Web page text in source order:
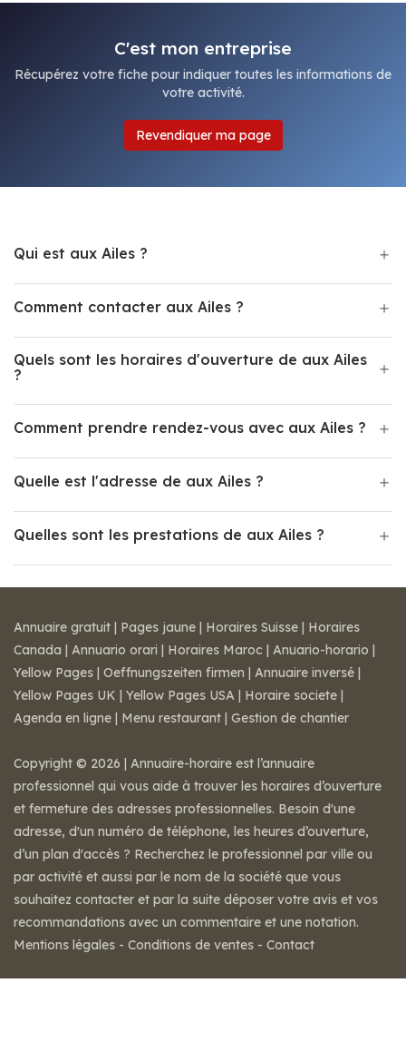
C'est mon entreprise
Récupérez votre fiche pour indiquer toutes les informations de
votre activité.
Revendiquer ma page
Qui est aux Ailes ?
Comment contacter aux Ailes ?
Quels sont les horaires d'ouverture de aux Ailes
?
Comment prendre rendez-vous avec aux Ailes ?
Quelle est l'adresse de aux Ailes ?
Quelles sont les prestations de aux Ailes ?
Annuaire gratuit | Pages jaune | Horaires Suisse | Horaires
Canada | Annuario orari | Horaires Maroc | Anuario-horario |
Yellow Pages | Oeffnungszeiten firmen | Annuaire inversé |
Yellow Pages UK | Yellow Pages USA | Horaire societe |
Agenda en ligne | Menu restaurant | Gestion de chantier
Copyright © 2026 | Annuaire-horaire est l’annuaire
professionnel qui vous aide à trouver les horaires d’ouverture
et fermeture des adresses professionnelles. Besoin d'une
adresse, d'un numéro de téléphone, les heures d’ouverture,
d’un plan d'accès ? Recherchez le professionnel par ville ou
par activité et aussi par le nom de la société que vous
souhaitez contacter et par la suite déposer votre avis et vos
recommandations avec un commentaire et une notation.
Mentions légales - Conditions de ventes - Contact